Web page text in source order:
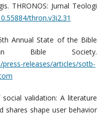
THRONOS: Jurnal Teologi
thron.v3i2.31
Annual State of the Bible
Bible Society.
releases/articles/sotb-
validation: A literature
shares shape user behavior